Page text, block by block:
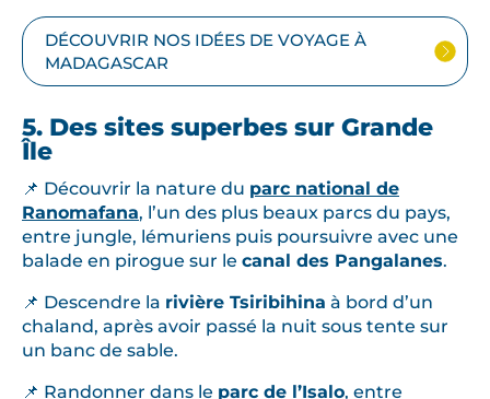
DÉCOUVRIR NOS IDÉES DE VOYAGE À
MADAGASCAR
5. Des sites superbes sur Grande
Île
📌 Découvrir la nature du parc national de
Ranomafana, l’un des plus beaux parcs du pays,
entre jungle, lémuriens puis poursuivre avec une
balade en pirogue sur le canal des Pangalanes.
📌 Descendre la rivière Tsiribihina à bord d’un
chaland, après avoir passé la nuit sous tente sur
un banc de sable.
📌 Randonner dans le parc de l’Isalo, entre